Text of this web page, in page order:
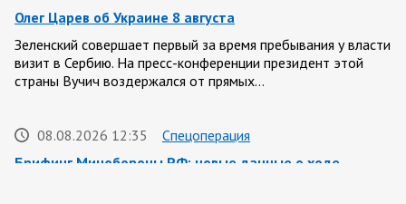
Олег Царев об Украине 8 августа
Зеленский совершает первый за время пребывания у власти
визит в Сербию. На пресс-конференции президент этой
страны Вучич воздержался от прямых…
08.08.2026 12:35
Спецоперация
Брифинг Минобороны РФ: новые данные о ходе